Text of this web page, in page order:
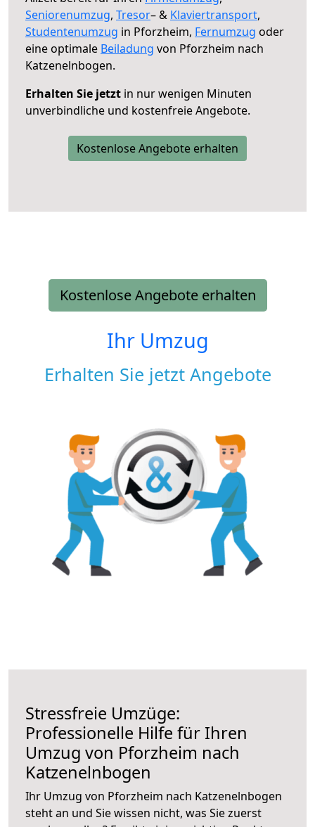
Seniorenumzug, Tresor– & Klaviertransport,
Studentenumzug in Pforzheim, Fernumzug oder
eine optimale Beiladung von Pforzheim nach
Katzenelnbogen.
Erhalten Sie jetzt in nur wenigen Minuten
unverbindliche und kostenfreie Angebote.
Kostenlose Angebote erhalten
Kostenlose Angebote erhalten
Ihr Umzug
Erhalten Sie jetzt Angebote
Stressfreie Umzüge:
Professionelle Hilfe für Ihren
Umzug von Pforzheim nach
Katzenelnbogen
Ihr Umzug von Pforzheim nach Katzenelnbogen
steht an und Sie wissen nicht, was Sie zuerst